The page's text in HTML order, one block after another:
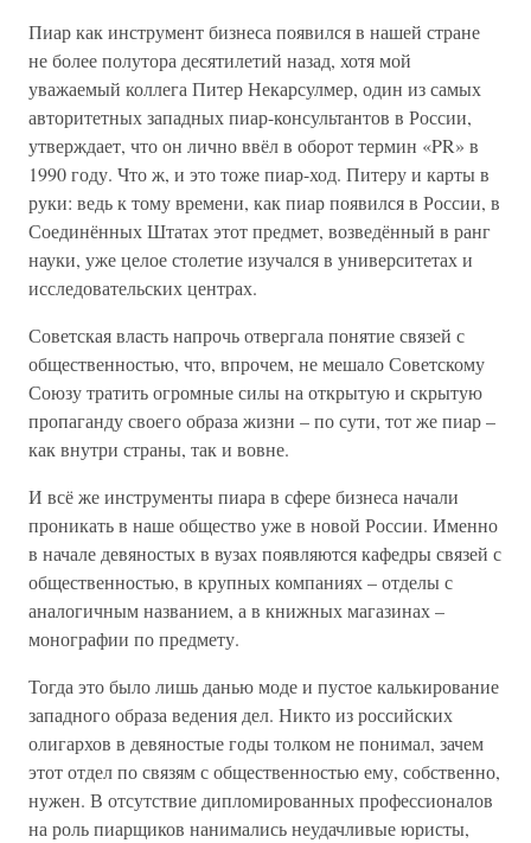
Пиар как инструмент бизнеса появился в нашей стране
не более полутора десятилетий назад, хотя мой
уважаемый коллега Питер Некарсулмер, один из самых
авторитетных западных пиар-консультантов в России,
утверждает, что он лично ввёл в оборот термин «PR» в
1990 году. Что ж, и это тоже пиар-ход. Питеру и карты в
руки: ведь к тому времени, как пиар появился в России, в
Соединённых Штатах этот предмет, возведённый в ранг
науки, уже целое столетие изучался в университетах и
исследовательских центрах.
Советская власть напрочь отвергала понятие связей с
общественностью, что, впрочем, не мешало Советскому
Союзу тратить огромные силы на открытую и скрытую
пропаганду своего образа жизни – по сути, тот же пиар –
как внутри страны, так и вовне.
И всё же инструменты пиара в сфере бизнеса начали
проникать в наше общество уже в новой России. Именно
в начале девяностых в вузах появляются кафедры связей с
общественностью, в крупных компаниях – отделы с
аналогичным названием, а в книжных магазинах –
монографии по предмету.
Тогда это было лишь данью моде и пустое калькирование
западного образа ведения дел. Никто из российских
олигархов в девяностые годы толком не понимал, зачем
этот отдел по связям с общественностью ему, собственно,
нужен. В отсутствие дипломированных профессионалов
на роль пиарщиков нанимались неудачливые юристы,